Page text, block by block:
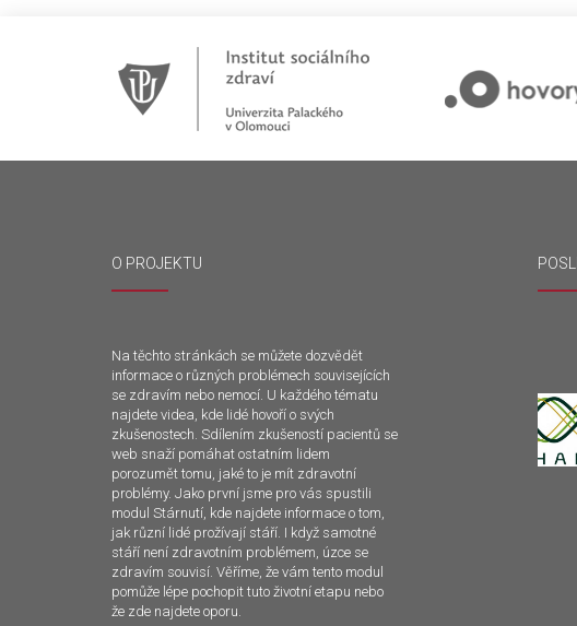
O PROJEKTU
Na těchto stránkách se můžete dozvědět
informace o různých problémech souvisejících
se zdravím nebo nemocí. U každého tématu
najdete videa, kde lidé hovoří o svých
zkušenostech. Sdílením zkušeností pacientů se
web snaží pomáhat ostatním lidem
porozumět tomu, jaké to je mít zdravotní
problémy. Jako první jsme pro vás spustili
modul Stárnutí, kde najdete informace o tom,
jak různí lidé prožívají stáří. I když samotné
stáří není zdravotním problémem, úzce se
zdravím souvisí. Věříme, že vám tento modul
pomůže lépe pochopit tuto životní etapu nebo
že zde najdete oporu.